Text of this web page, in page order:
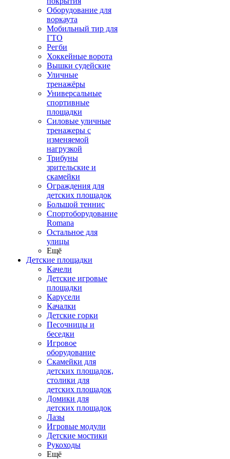
Оборудование для
воркаута
Мобильный тир для
ГТО
Регби
Хоккейные ворота
Вышки судейские
Уличные
тренажёры
Универсальные
спортивные
площадки
Силовые уличные
тренажеры с
изменяемой
нагрузкой
Трибуны
зрительские и
скамейки
Ограждения для
детских площадок
Большой теннис
Спортоборудование
Romana
Остальное для
улицы
Ещё
Детские площадки
Качели
Детские игровые
площадки
Карусели
Качалки
Детские горки
Песочницы и
беседки
Игровое
оборудование
Скамейки для
детских площадок,
столики для
детских площадок
Домики для
детских площадок
Лазы
Игровые модули
Детские мостики
Рукоходы
Ещё